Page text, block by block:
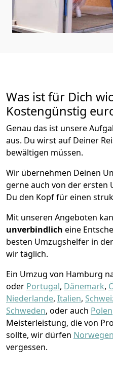
Was ist für Dich
Kostengünstig
Genau das ist unsere
aus. Du wirst auf Deiner
bewältigen müssen.
Wir übernehmen Deinen
gerne auch von der ersten
Du den Kopf für einen
Mit unseren Angeboten
unverbindlich eine
besten Umzugshelfer in
wir täglich.
Ein Umzug von Hamburg
oder Portugal, Dänemark,
Niederlande, Italien,
Schweden, oder auch Polen
Meisterleistung, die von
sollte, wir dürfen Norwegen
vergessen.